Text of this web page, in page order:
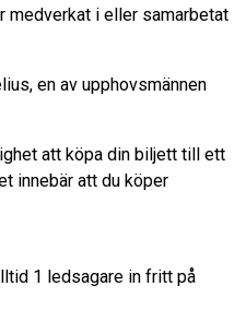
medverkat i eller samarbetat
en av upphovsmännen
att köpa din biljett till ett
innebär att du köper
1 ledsagare in fritt på